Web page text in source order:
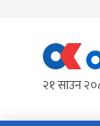
content२१ साउन